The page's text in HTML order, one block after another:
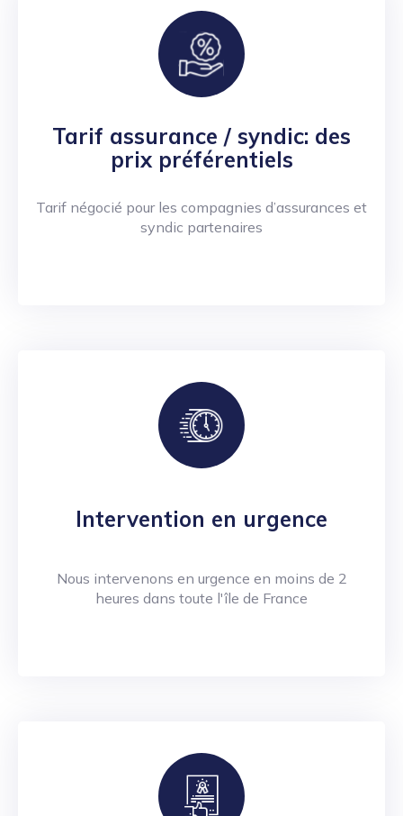
Tarif assurance / syndic: des
prix préférentiels
Tarif négocié pour les compagnies d’assurances et
syndic partenaires
Intervention en urgence
Nous intervenons en urgence en moins de 2
heures dans toute l'île de France